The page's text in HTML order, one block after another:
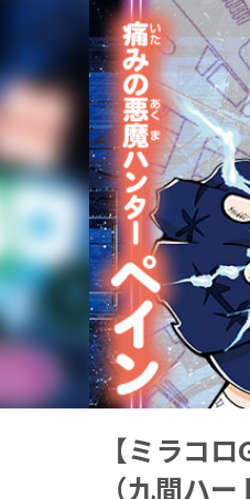
【ミラコ
（九間ハ